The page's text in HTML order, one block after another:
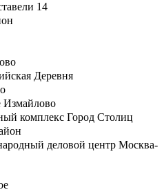
14
Деревня
комплекс Город Столиц
деловой центр Москва-